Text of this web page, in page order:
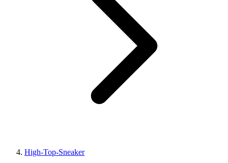
High-Top-Sneaker